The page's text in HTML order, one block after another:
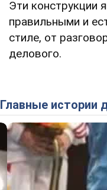
Эти конструкции
правильными и
стиле, от
делового.
Главные истории